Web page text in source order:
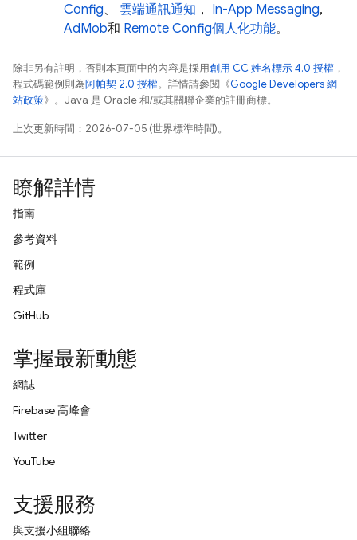
Config、 雲端通訊通知 ， In-App Messaging,
AdMob和 Remote Config個人化功能。
除非另有註明，否則本頁面中的內容是採用創用 CC 姓名標示 4.0 授權 ，
程式碼範例則為阿帕契 2.0 授權。詳情請參閱《Google Developers 網
站政策》。Java 是 Oracle 和/或其關聯企業的註冊商標。
上次更新時間：2026-07-05 (世界標準時間)。
瞭解詳情
指南
參考資料
範例
程式庫
GitHub
掌握最新動態
網誌
Firebase 高峰會
Twitter
YouTube
支援服務
與支援小組聯絡